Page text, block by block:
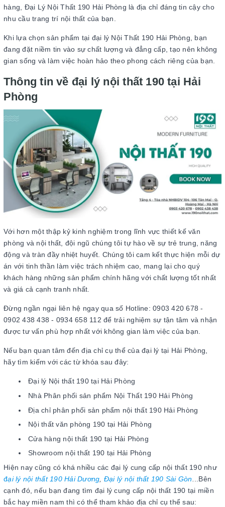
hàng, Đại Lý Nội Thất 190 Hải Phòng là địa chỉ đáng tin cậy cho
nhu cầu trang trí nội thất của bạn.
Khi lựa chọn sản phẩm tại đại lý Nội Thất 190 Hải Phòng, bạn
đang đặt niềm tin vào sự chất lượng và đẳng cấp, tạo nên không
gian sống và làm việc hoàn hảo theo phong cách riêng của bạn.
Thông tin về đại lý nội thất 190 tại Hải
Phòng
Với hơn một thập kỷ kinh nghiệm trong lĩnh vực thiết kế văn
phòng và nội thất, đội ngũ chúng tôi tự hào về sự trẻ trung, năng
động và tràn đầy nhiệt huyết. Chúng tôi cam kết thực hiện mỗi dự
án với tinh thần làm việc trách nhiệm cao, mang lại cho quý
khách hàng những sản phẩm chính hãng với chất lượng tốt nhất
và giá cả cạnh tranh nhất.
Đừng ngần ngại liên hệ ngay qua số Hotline: 0903 420 678 -
0902 438 438 - 0934 658 112 để trải nghiệm sự tận tâm và nhận
được tư vấn phù hợp nhất với không gian làm việc của bạn.
Nếu bạn quan tâm đến địa chỉ cụ thể của đại lý tại Hải Phòng,
hãy tìm kiếm với các từ khóa sau đây:
Đại lý Nội thất 190 tại Hải Phòng
Nhà Phân phối sản phẩm Nội Thất 190 Hải Phòng
Địa chỉ phân phối sản phẩm nội thất 190 Hải Phòng
Nội thất văn phòng 190 tại Hải Phòng
Cửa hàng nội thất 190 tại Hải Phòng
Showroom nội thất 190 tại Hải Phòng
Hiện nay cũng có khá nhiều các đại lý cung cấp nội thất 190 như
đại lý nội thất 190 Hải Dương Đại lý nội thất 190 Sài Gòn
..Bên
cạnh đó, nếu bạn đang tìm đại lý cung cấp nội thất 190 tại miền
bắc hay miền nam thì có thể tham khảo địa chỉ cụ thể sau: